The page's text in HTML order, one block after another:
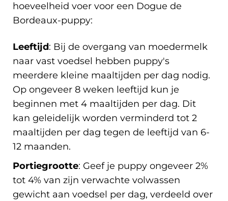
hoeveelheid voer voor een Dogue de
Bordeaux-puppy:
Leeftijd: Bij de overgang van moedermelk
naar vast voedsel hebben puppy's
meerdere kleine maaltijden per dag nodig.
Op ongeveer 8 weken leeftijd kun je
beginnen met 4 maaltijden per dag. Dit
kan geleidelijk worden verminderd tot 2
maaltijden per dag tegen de leeftijd van 6-
12 maanden.
Portiegrootte: Geef je puppy ongeveer 2%
tot 4% van zijn verwachte volwassen
gewicht aan voedsel per dag, verdeeld over